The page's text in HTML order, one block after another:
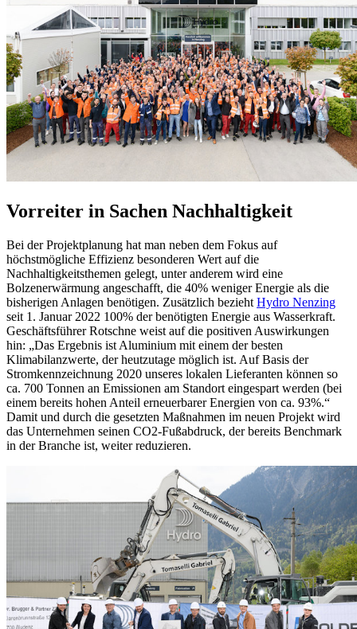
Vorreiter in Sachen Nachhaltigkeit
Bei der Projektplanung hat man neben dem Fokus auf
höchstmögliche Effizienz besonderen Wert auf die
Nachhaltigkeitsthemen gelegt, unter anderem wird eine
Bolzenerwärmung angeschafft, die 40% weniger Energie als die
bisherigen Anlagen benötigen. Zusätzlich bezieht Hydro Nenzing
seit 1. Januar 2022 100% der benötigten Energie aus Wasserkraft.
Geschäftsführer Rotschne weist auf die positiven Auswirkungen
hin: „Das Ergebnis ist Aluminium mit einem der besten
Klimabilanzwerte, der heutzutage möglich ist. Auf Basis der
Stromkennzeichnung 2020 unseres lokalen Lieferanten können so
ca. 700 Tonnen an Emissionen am Standort eingespart werden (bei
einem bereits hohen Anteil erneuerbarer Energien von ca. 93%.“
Damit und durch die gesetzten Maßnahmen im neuen Projekt wird
das Unternehmen seinen CO2-Fußabdruck, der bereits Benchmark
in der Branche ist, weiter reduzieren.